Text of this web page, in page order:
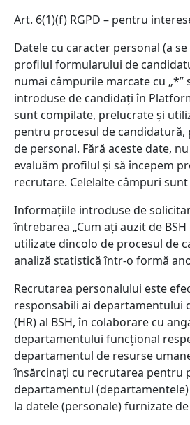
Art. 6(1)(f) RGPD – pentru
Datele cu caracter personal (a
profilul formularului de
numai câmpurile marcate cu
introduse de candidați în
sunt compilate, prelucrate și
pentru procesul de candidatură,
de personal. Fără aceste date,
evaluăm profilul și să începem
recrutare. Celelalte câmpuri
Informațiile introduse de
întrebarea „Cum ați auzit de
utilizate dincolo de procesul de
analiză statistică într-o formă
Recrutarea personalului este
responsabili ai departamentului
(HR) al BSH, în colaborare cu
departamentului funcțional
departamentul de resurse
însărcinați cu recrutarea pentru
departamentul (departamentele)
la datele (personale) furnizate